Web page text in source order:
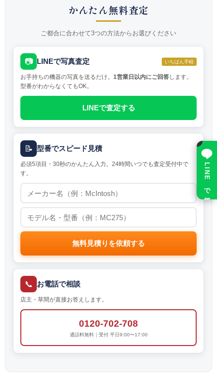
かんたん無料査定
ご都合に合わせて3つの方法からお選びください
📷 LINEで写真査定 いちばん手軽
お手持ちの機器の写真を送るだけ。 1営業日以内にご回答します。
型番がわからなくてもOK。
LINEで査定する
📝 型番でスピード見積
必須5項目・30秒のかんたん入力。24時間いつでも査定受付中で
す。
無料見積りを依頼する
📞 お電話で相談
店主・草間が直接お答えします。
0120-702-708
通話料無料｜受付 平日9:00〜17:00
LINE で相談
×